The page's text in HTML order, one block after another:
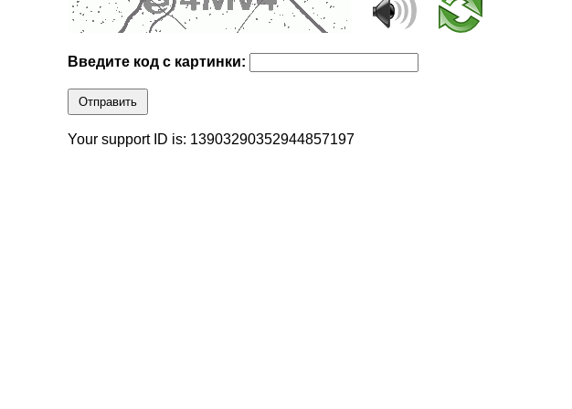
Введите код с картинки:
Отправить
Your support ID is: 13903290352944857197